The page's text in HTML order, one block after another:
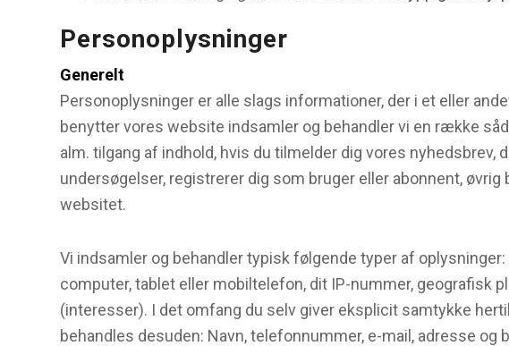
Personoplysninger
Generelt
Personoplysninger er alle slags informationer, der i et eller
benytter vores website indsamler og behandler vi en række
alm. tilgang af indhold, hvis du tilmelder dig vores nyhedsbrev,
undersøgelser, registrerer dig som bruger eller abonnent,
websitet.
Vi indsamler og behandler typisk følgende typer af
computer, tablet eller mobiltelefon, dit IP-nummer, geografisk
(interesser). I det omfang du selv giver eksplicit samtykke
behandles desuden: Navn, telefonnummer, e-mail, adresse